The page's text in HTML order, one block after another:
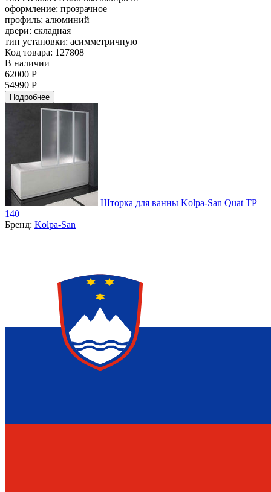
оформление: прозрачное
профиль: алюминий
двери: складная
тип установки: асимметричную
Код товара: 127808
В наличии
62000 Р
54990 Р
Подробнее
Шторка для ванны Kolpa-San Quat TP
140
Бренд: Kolpa-San